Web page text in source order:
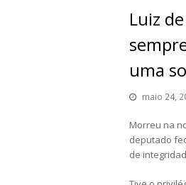
Luiz
uma
maio 24,
Morreu na
deputado
de